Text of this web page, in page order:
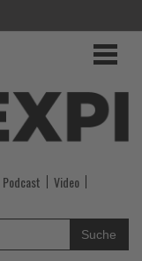
Podcast
Video
Suche